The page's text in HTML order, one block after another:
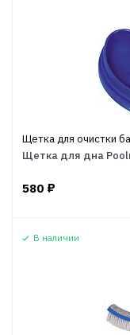
Щетка для очистки
Щетка для дна
580 ₽
В наличии